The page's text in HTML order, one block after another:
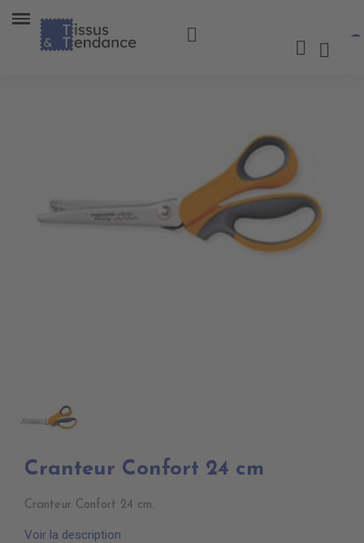
Cranteur Confort 24 cm
Cranteur Confort 24 cm.
Voir la description